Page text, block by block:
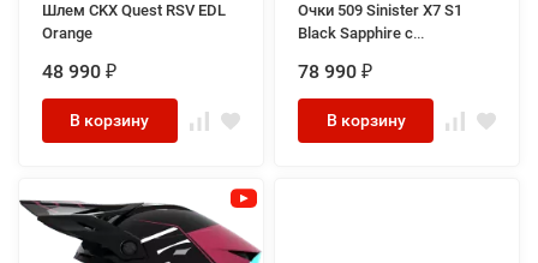
Шлем CKX Quest RSV EDL
Orange
48 990 ₽
В корзину
Очки 509 Sinister X7 S1
Black Sapphire с
78 990 ₽
В корзину